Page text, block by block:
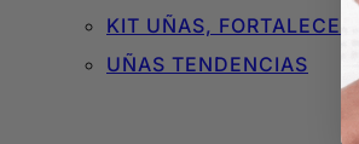
KIT UÑAS,
UÑAS TENDENCIAS